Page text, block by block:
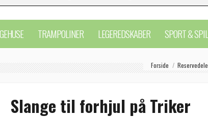
TRAMPOLINER LEGEREDSKABER SPORT & SPIL
Forside Reservedele
Slange til forhjul på Triker